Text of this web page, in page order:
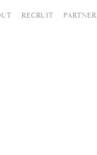
RECRUIT PARTNER